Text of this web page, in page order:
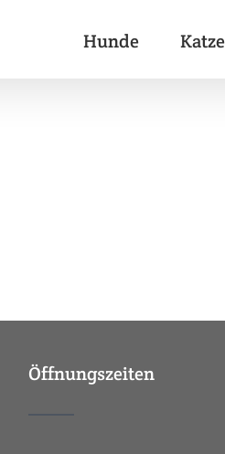
Hunde
Öffnungszeiten